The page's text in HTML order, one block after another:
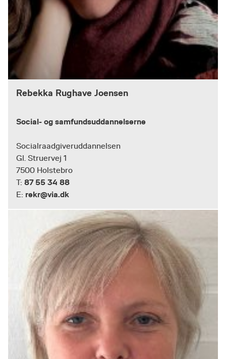
Rebekka Rughave Joensen
Social- og samfundsuddannelserne
Socialraadgiveruddannelsen
Gl. Struervej 1
7500 Holstebro
T: 87 55 34 88
E: rekr@via.dk